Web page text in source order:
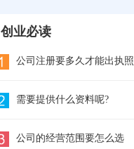
创业必读
公司注册要多久才能出执照
需要提供什么资料呢?
公司的经营范围要怎么选